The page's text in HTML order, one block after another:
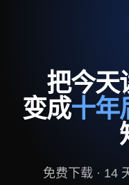
把今天
变成十年
免费下载 · 14